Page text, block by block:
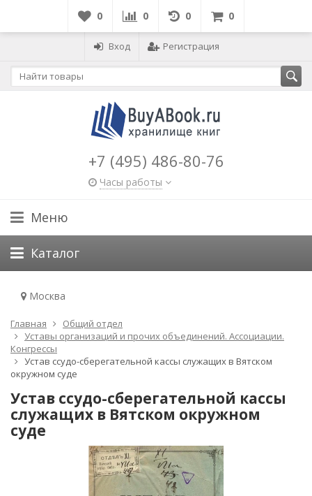
0 0 0 0
Вход Регистрация
+7 (495) 486-80-76
Часы работы
Меню
Каталог
Москва
Главная
Общий отдел
Уставы организаций и прочих объединений. Ассоциации.
Конгрессы
Устав ссудо-сберегательной кассы служащих в Вятском
окружном суде
Устав ссудо-сберегательной кассы
служащих в Вятском окружном
суде